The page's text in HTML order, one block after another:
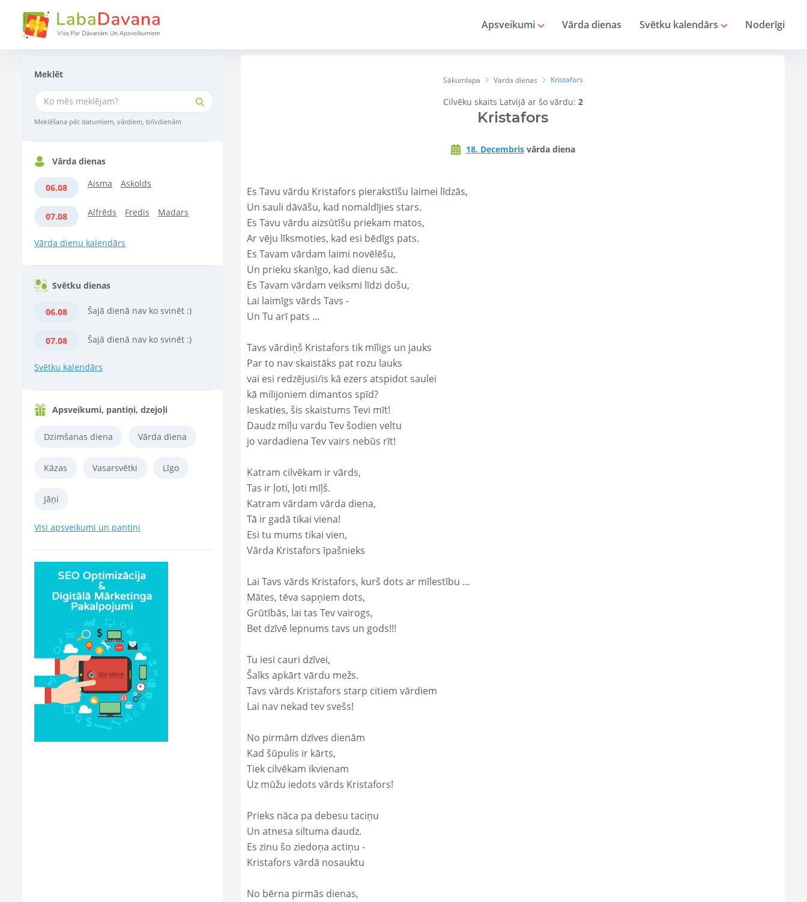
Apsveikumi Vārda dienas Svētku kalendārs Noderīgi
Meklēt
Meklēšana pēc datumiem, vārdiem, brīvdienām
Vārda dienas
06.08 Aisma Askolds
07.08 Alfrēds Fredis Madars
Vārda dienu kalendārs
Svētku dienas
06.08 Šajā dienā nav ko svinēt :)
07.08 Šajā dienā nav ko svinēt :)
Svētku kalendārs
Apsveikumi, pantiņi, dzejoļi
Dzimšanas diena Vārda diena
Kāzas Vasarsvētki Līgo
Jāņi
Visi apsveikumi un pantiņi
Sākumlapa Varda dienas Kristafors
Cilvēku skaits Latvijā ar šo vārdu: 2
Kristafors
18. Decembrisvārda diena
Es Tavu vārdu Kristafors pierakstīšu laimei līdzās,
Un sauli dāvāšu, kad nomaldījies stars.
Es Tavu vārdu aizsūtīšu priekam matos,
Ar vēju līksmoties, kad esi bēdīgs pats.
Es Tavam vārdam laimi novēlēšu,
Un prieku skanīgo, kad dienu sāc.
Es Tavam vārdam veiksmi līdzi došu,
Lai laimīgs vārds Tavs -
Un Tu arī pats ...
Tavs vārdiņš Kristafors tik mīligs un jauks
Par to nav skaistāks pat rozu lauks
vai esi redzējusi/is kā ezers atspidot saulei
kā milijoniem dimantos spīd?
Ieskaties, šis skaistums Tevi mīt!
Daudz mīļu vardu Tev šodien veltu
jo vardadiena Tev vairs nebūs rīt!
Katram cilvēkam ir vārds,
Tas ir ļoti, ļoti mīļš.
Katram vārdam vārda diena,
Tā ir gadā tikai viena!
Esi tu mums tikai vien,
Vārda Kristafors īpašnieks
Lai Tavs vārds Kristafors, kurš dots ar mīlestību ...
Mātes, tēva sapņiem dots,
Grūtībās, lai tas Tev vairogs,
Bet dzīvē lepnums tavs un gods!!!
Tu iesi cauri dzīvei,
Šalks apkārt vārdu mežs.
Tavs vārds Kristafors starp citiem vārdiem
Lai nav nekad tev svešs!
No pirmām dzīves dienām
Kad šūpulis ir kārts,
Tiek cilvēkam ikvienam
Uz mūžu iedots vārds Kristafors!
Prieks nāca pa debesu taciņu
Un atnesa siltuma daudz.
Es zinu šo ziedoņa actiņu -
Kristafors vārdā nosauktu
No bērna pirmās dienas,